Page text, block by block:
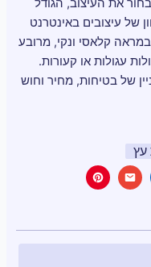
את העיצוב, הגודל
עיצובים באינטרנט
קלאסי ונקי, מרובע
עגולות או קעורות.
בטיחות, מחיר וחוש